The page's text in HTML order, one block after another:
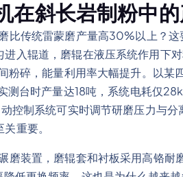
在斜长岩制粉中
比传统雷蒙磨产量高30%以上？
进入辊道，磨辊在液压系统作用下
粉碎，能量利用率大幅提升。以
台时产量达18吨，系统电耗仅
控制系统可实时调节研磨压力与
重要。
磨装置，磨辊套和衬板采用高铬耐